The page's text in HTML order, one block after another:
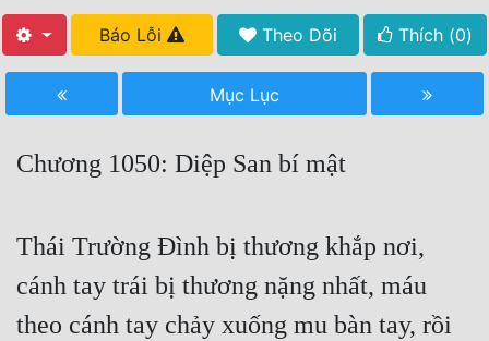
Tất Cả
Hoàn Thành
Truyện Convert
Truyện Dịch
Báo Lỗi Theo Dõi Thích (0)
Mục Lục
Chương 1050: Diệp San bí mật
Thái Trường Đình bị thương khắp nơi,
cánh tay trái bị thương nặng nhất, máu
theo cánh tay chảy xuống mu bàn tay, rồi